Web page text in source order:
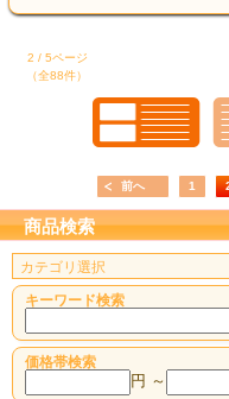
2 / 5ページ
（全88件）
前へ 1
商品検索
キーワード検索
価格帯検索
円 ～